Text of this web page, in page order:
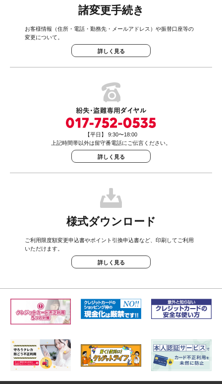
諸変更手続き
お客様情報（住所・電話・勤務先・メールアドレス）や振替口座等の
変更について。
詳しく見る
【平日】 9:30〜18:00
上記時間帯以外は留守番電話にご伝言ください。
詳しく見る
様式ダウンロード
ご利用限度額変更申込書やポイント引換申込書など、印刷してご利用
いただけます。
詳しく見る